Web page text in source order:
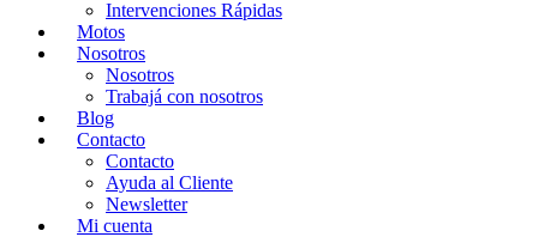
Intervenciones Rápidas
Motos
Nosotros
Nosotros
Trabajá con nosotros
Blog
Contacto
Contacto
Ayuda al Cliente
Newsletter
Mi cuenta